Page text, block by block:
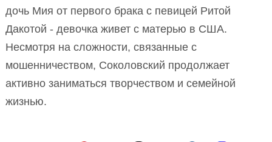
дочь Мия от первого брака с певицей Ритой
Дакотой - девочка живет с матерью в США.
Несмотря на сложности, связанные с
мошенничеством, Соколовский продолжает
активно заниматься творчеством и семейной
жизнью.